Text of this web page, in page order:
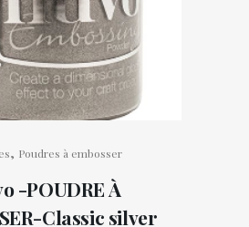
, Poudres à embosser
-POUDRE À
Classic silver